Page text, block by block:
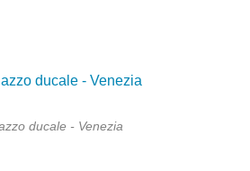
ducale - Venezia